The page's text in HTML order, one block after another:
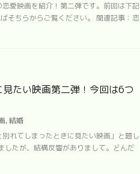
愛映画を紹介！第二弾です。前回は下記
そちらからご覧ください。 関連記事：恋
たい映画第二弾！今回は6つ
,結婚
れてしまったときに見たい映画」と題し
したが、結構反響がありまして。どんだ